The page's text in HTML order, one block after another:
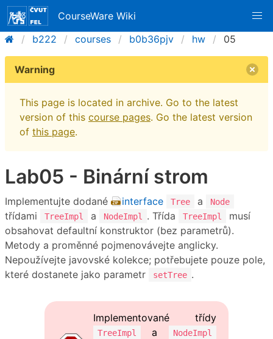
CourseWare Wiki
b222
courses b0b36pjv hw 05
Warning
This page is located in archive. Go to the latest
version of this course pages. Go the latest version
of this page.
Lab05 - Binární strom
Implementujte dodané interface Tree a Node
třídami TreeImpl a NodeImpl . Třída TreeImpl
musí
obsahovat defaultní konstruktor (bez parametrů).
Metody a proměnné pojmenovávejte anglicky.
Nepoužívejte javovské kolekce; potřebujete pouze pole,
které dostanete jako parametr
setTree .
Implementované třídy
TreeImpl a NodeImpl